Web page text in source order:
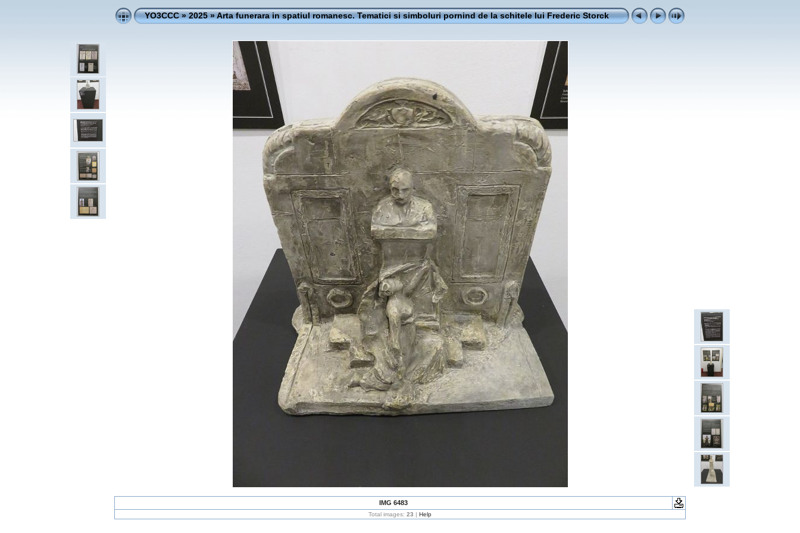
YO3CCC»2025»Arta funerara in spatiul romanesc. Tematici si simboluri pornind de la schitele lui Frederic Storck
IMG 6483
Total images: 23 | Help